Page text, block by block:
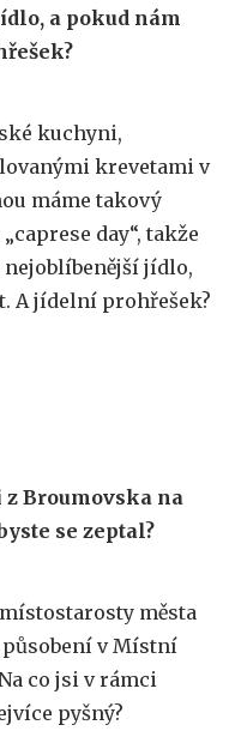
a pokud nám
kuchyni,
krevetami v
máme takový
day“, takže
jídlo,
A jídelní prohřešek?
Broumovska na
se zeptal?
města
působení v Místní
co jsi v rámci
pyšný?